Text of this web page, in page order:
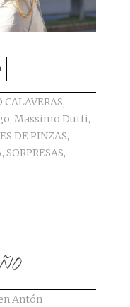
,
, Massimo Dutti,
DE PINZAS,
, SORPRESAS,
Antón